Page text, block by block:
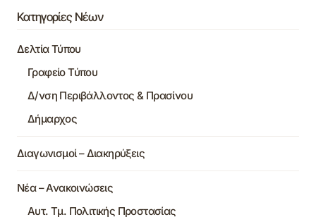
Κατηγορίες Νέων
Δελτία Τύπου
Γραφείο Τύπου
Δ/νση Περιβάλλοντος & Πρασίνου
Δήμαρχος
Διαγωνισμοί – Διακηρύξεις
Νέα – Ανακοινώσεις
Αυτ. Τμ. Πολιτικής Προστασίας